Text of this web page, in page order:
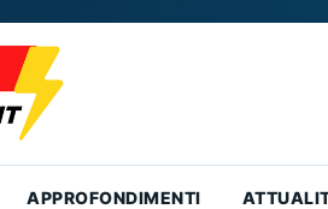
APPROFONDIMENTI